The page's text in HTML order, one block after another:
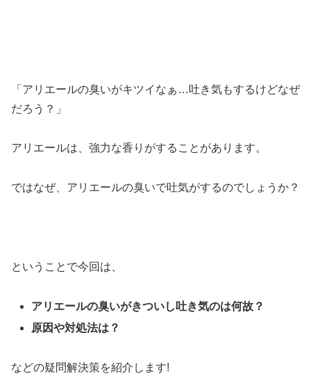
「アリエールの臭いがキツイなぁ…吐き気もするけどなぜ
だろう？」
アリエールは、強力な香りがすることがあります。
ではなぜ、アリエールの臭いで吐気がするのでしょうか？
ということで今回は、
アリエールの臭いがきついし吐き気のは何故？
原因や対処法は？
などの疑問解決策を紹介します!